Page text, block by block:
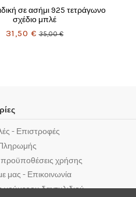
σε ασήμι 925 τετράγωνο
σχέδιο μπλέ
31,50 € 35,00 €
- Επιστροφές
προϋποθέσεις χρήσης
μας - Επικοινωνία
δαχτυλιδιού